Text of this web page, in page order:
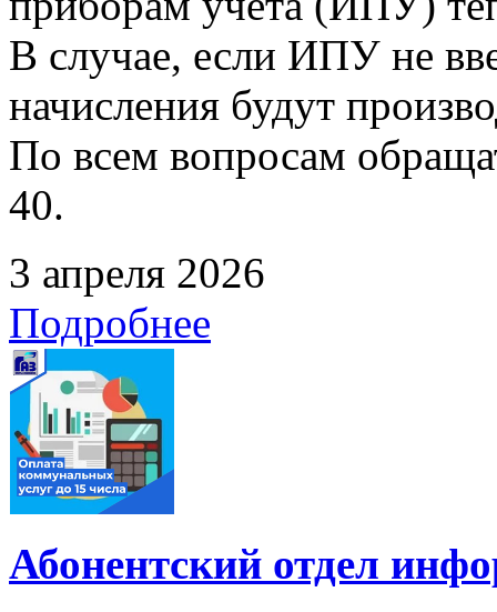
В случае, если ИПУ не
начисления будут
По всем вопросам
40.
3 апреля 2026
Подробнее
Абонентский отдел